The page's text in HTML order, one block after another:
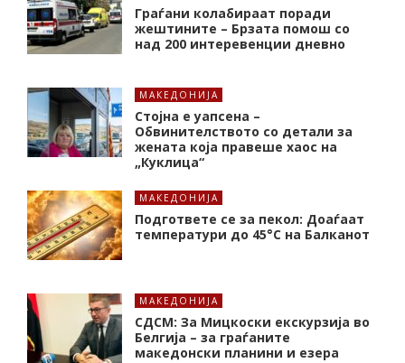
Граѓани колабираат поради
жештините – Брзата помош со
над 200 интеревенции дневно
МАКЕДОНИЈА
Стојна е уапсена –
Обвинителството со детали за
жената која правеше хаос на
„Куклица“
МАКЕДОНИЈА
Подгответе се за пекол: Доаѓаат
температури до 45°C на Балканот
МАКЕДОНИЈА
СДСМ: За Мицкоски екскурзија во
Белгија – за граѓаните
македонски планини и езера